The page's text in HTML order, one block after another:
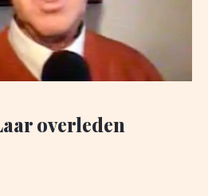
overleden